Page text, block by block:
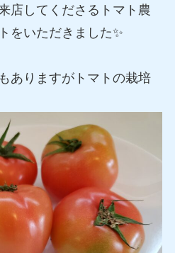
店してくださるトマト農
をいただきました✨
ありますがトマトの栽培